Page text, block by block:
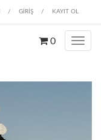
/ GİRİŞ / KAYIT OL
0